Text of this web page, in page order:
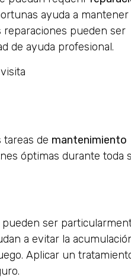
ayuda a mantener
reparaciones pueden ser
de ayuda profesional.
de mantenimiento
óptimas durante toda
pueden ser
a evitar la
Aplicar un